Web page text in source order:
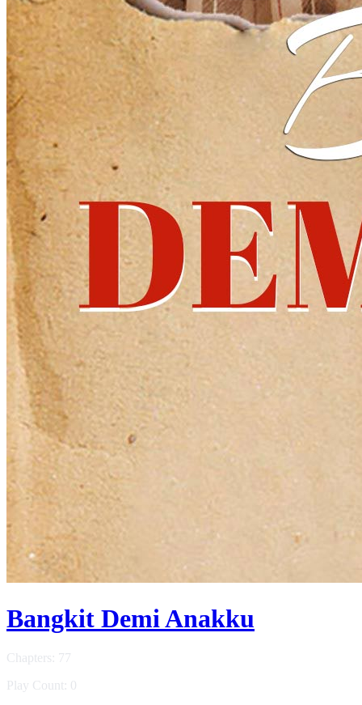
Bangkit Demi Anakku
Chapters: 77
Play Count: 0